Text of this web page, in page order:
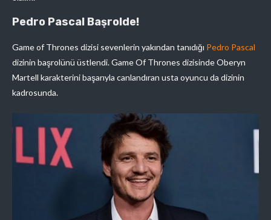
Pedro Pascal Başrolde!
Game of Thrones dizisi sevenlerin yakından tanıdığı Pedro Pascal
dizinin başrolünü üstlendi. Game Of Thrones dizisinde Oberyn
Martell karakterini başarıyla canlandıran usta oyuncu da dizinin
kadrosunda.